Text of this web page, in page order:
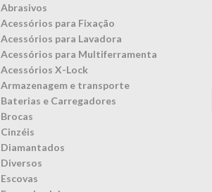
Abrasivos
Acessórios para Fixação
Acessórios para Lavadora
Acessórios para Multiferramenta
Acessórios X-Lock
Armazenagem e transporte
Baterias e Carregadores
Brocas
Cinzéis
Diamantados
Diversos
Escovas